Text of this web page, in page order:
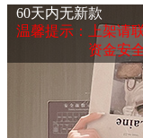
60天内无新款
温馨提示：上架请
资金安